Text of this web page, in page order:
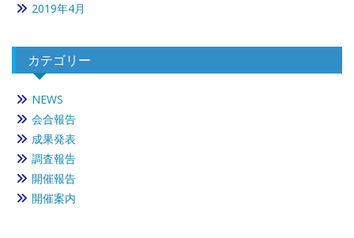
2019年4月
カテゴリー
NEWS
会合報告
成果発表
調査報告
開催報告
開催案内